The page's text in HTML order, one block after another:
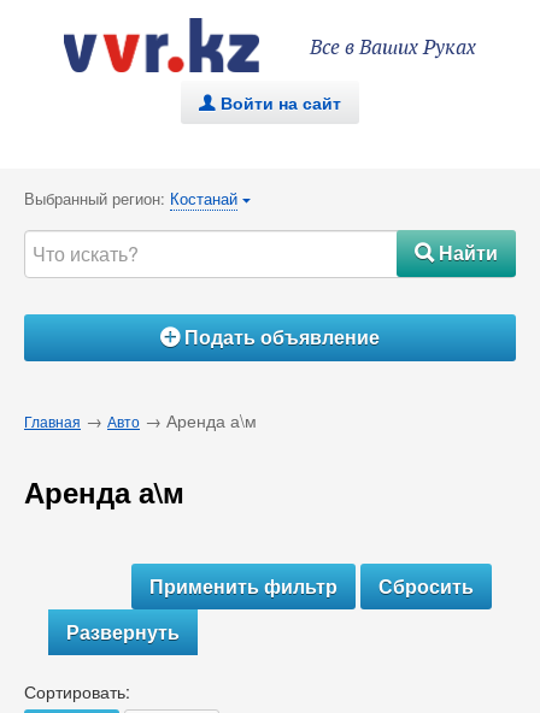
Все в Ваших Руках
. Войти на сайт
Выбранный регион: Костанай {
#Найти
ÁПодать объявление
Главная → Авто → Аренда а\м
Аренда а\м
Развернуть
Сортировать: